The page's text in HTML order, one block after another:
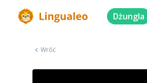
Dżungla
Wróć